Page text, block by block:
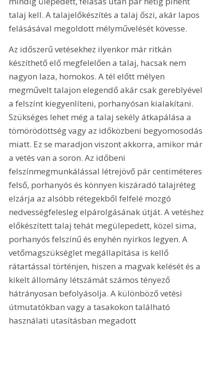
talaj kell. A talajelőkészítés a talaj őszi, akár lapos
felásásával megoldott mélyművelését kövesse.
Az időszerű vetésekhez ilyenkor már ritkán
készíthető elő megfelelően a talaj, hacsak nem
nagyon laza, homokos. A tél előtt mélyen
megművelt talajon elegendő akár csak gereblyével
a felszínt kiegyenlíteni, porhanyósan kialakítani.
Szükséges lehet még a talaj sekély átkapálása a
tömörödöttség vagy az időközbeni begyomosodás
miatt. Ez se maradjon viszont akkorra, amikor már
a vetés van a soron. Az időbeni
felszínmegmunkálással létrejövő pár centiméteres
felső, porhanyós és könnyen kiszáradó talajréteg
elzárja az alsóbb rétegekből felfelé mozgó
nedvességfelesleg elpárolgásának útját. A vetéshez
előkészített talaj tehát megülepedett, közel sima,
porhanyós felszínű és enyhén nyirkos legyen. A
vetőmagszükséglet megállapítása is kellő
rátartással történjen, hiszen a magvak kelését és a
kikelt állomány létszámát számos tényező
hátrányosan befolyásolja. A különböző vetési
útmutatókban vagy a tasakokon található
használati utasításban megadott